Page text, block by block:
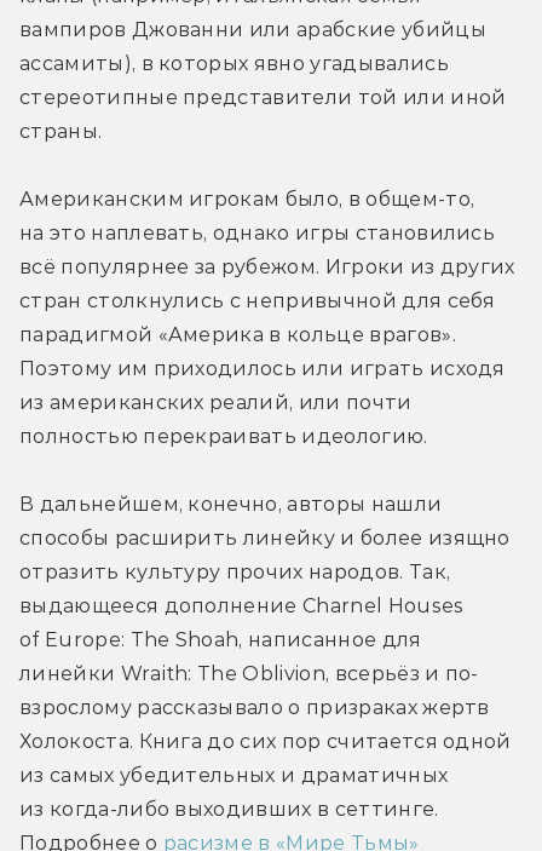
вампиров Джованни или арабские убийцы
ассамиты), в которых явно угадывались
стереотипные представители той или иной
страны.
Американским игрокам было, в общем-то,
на это наплевать, однако игры становились
всё популярнее за рубежом. Игроки из других
стран столкнулись с непривычной для себя
парадигмой «Америка в кольце врагов».
Поэтому им приходилось или играть исходя
из американских реалий, или почти
полностью перекраивать идеологию.
В дальнейшем, конечно, авторы нашли
способы расширить линейку и более изящно
отразить культуру прочих народов. Так,
выдающееся дополнение Charnel Houses
of Europe: The Shoah, написанное для
линейки Wraith: The Oblivion, всерьёз и по-
взрослому рассказывало о призраках жертв
Холокоста. Книга до сих пор считается одной
из самых убедительных и драматичных
из когда-либо выходивших в сеттинге.
Подробнее о расизме в «Мире Тьмы»